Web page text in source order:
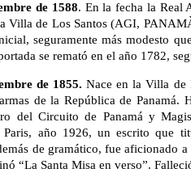
de 1588. En la fecha la Real
Villa de Los Santos(AGI,
seguramente más modesto
se remató en el año 1782,
de 1855. Nace en la Villa de
de la República de
del Circuito de Panamá y
año 1926, un escrito que
de gramático, fue aficionado
“La Santa Misa en verso”.